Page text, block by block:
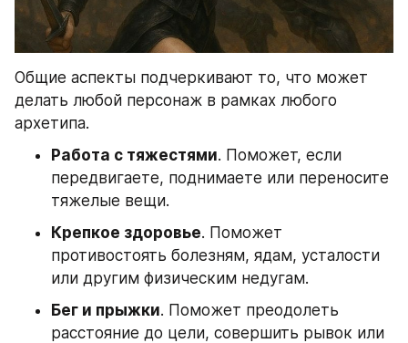
Общие аспекты подчеркивают то, что может
делать любой персонаж в рамках любого
архетипа.
Работа с тяжестями. Поможет, если
передвигаете, поднимаете или переносите
тяжелые вещи.
Крепкое здоровье. Поможет
противостоять болезням, ядам, усталости
или другим физическим недугам.
Бег и прыжки. Поможет преодолеть
расстояние до цели, совершить рывок или